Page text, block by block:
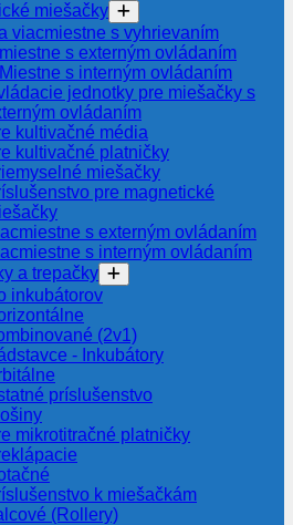
miešačky
viacmiestne s vyhrievaním
s externým ovládaním
s interným ovládaním
jednotky pre miešačky s
ovládaním
kultivačné média
kultivačné platničky
miešačky
pre magnetické
s externým ovládaním
s interným ovládaním
a trepačky
inkubátorov
(2v1)
- Inkubátory
príslušenstvo
mikrotitračné platničky
k miešačkám
(Rollery)